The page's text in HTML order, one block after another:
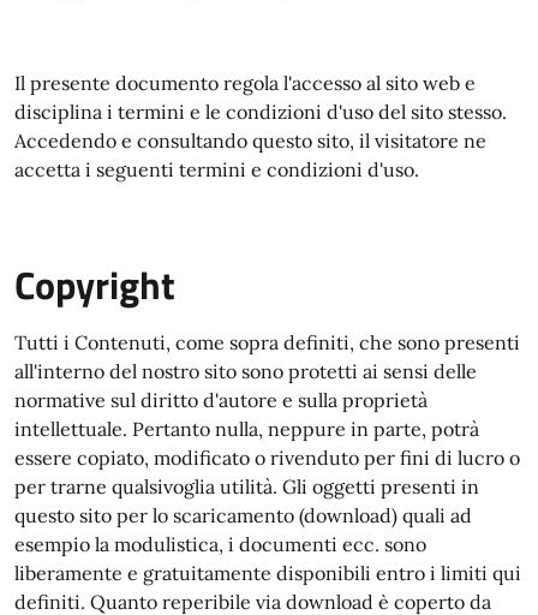
Il presente documento regola l'accesso al sito web e
disciplina i termini e le condizioni d'uso del sito stesso.
Accedendo e consultando questo sito, il visitatore ne
accetta i seguenti termini e condizioni d'uso.
Copyright
Tutti i Contenuti, come sopra definiti, che sono presenti
all'interno del nostro sito sono protetti ai sensi delle
normative sul diritto d'autore e sulla proprietà
intellettuale. Pertanto nulla, neppure in parte, potrà
essere copiato, modificato o rivenduto per fini di lucro o
per trarne qualsivoglia utilità. Gli oggetti presenti in
questo sito per lo scaricamento (download) quali ad
esempio la modulistica, i documenti ecc. sono
liberamente e gratuitamente disponibili entro i limiti qui
definiti. Quanto reperibile via download è coperto da